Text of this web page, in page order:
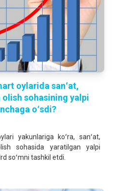
oylarida sanʻat,
olish sohasining yalpi
oʻsdi?
yakunlariga koʻra, sanʻat,
sohasida yaratilgan yalpi
soʻmni tashkil etdi.